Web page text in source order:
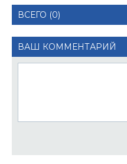
ВСЕГО (0)
ВАШ КОММЕНТАРИЙ